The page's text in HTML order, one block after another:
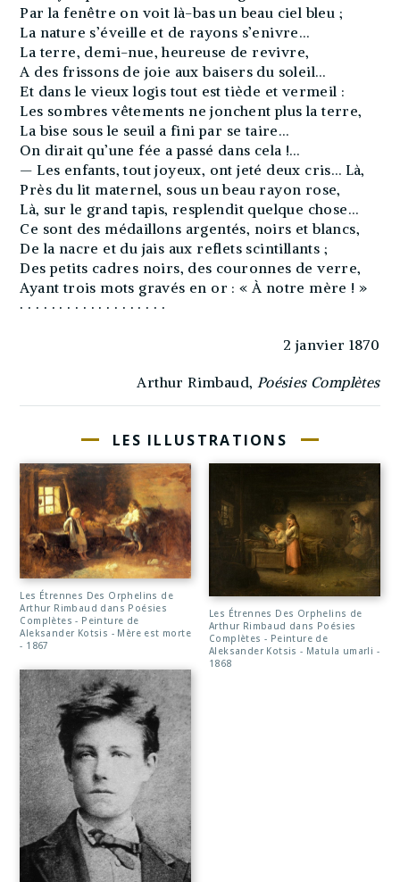
Par la fenêtre on voit là-bas un beau ciel bleu ;
La nature s’éveille et de rayons s’enivre…
La terre, demi-nue, heureuse de revivre,
A des frissons de joie aux baisers du soleil…
Et dans le vieux logis tout est tiède et vermeil :
Les sombres vêtements ne jonchent plus la terre,
La bise sous le seuil a fini par se taire…
On dirait qu’une fée a passé dans cela !…
— Les enfants, tout joyeux, ont jeté deux cris… Là,
Près du lit maternel, sous un beau rayon rose,
Là, sur le grand tapis, resplendit quelque chose…
Ce sont des médaillons argentés, noirs et blancs,
De la nacre et du jais aux reflets scintillants ;
Des petits cadres noirs, des couronnes de verre,
Ayant trois mots gravés en or : « À notre mère ! »
· · · · · · · · · · · · · · · · · · ·
2 janvier 1870
Arthur Rimbaud, Poésies Complètes
LES ILLUSTRATIONS
Les Étrennes Des Orphelins de
Arthur Rimbaud dans Poésies
Complètes - Peinture de
Aleksander Kotsis - Mère est morte
- 1867
Les Étrennes Des Orphelins de
Arthur Rimbaud dans Poésies
Complètes - Peinture de
Aleksander Kotsis - Matula umarli -
1868